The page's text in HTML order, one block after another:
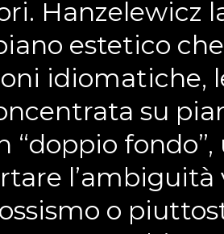
Hanzelewicz
estetico
idiomatiche,
su
“doppio
o